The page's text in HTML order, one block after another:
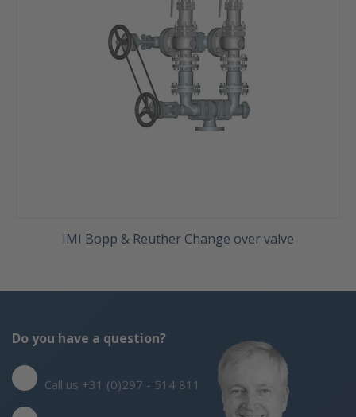
IMI Bopp & Reuther Change over valve
Do you have a question?
Call us +31 (0)297 - 514 811